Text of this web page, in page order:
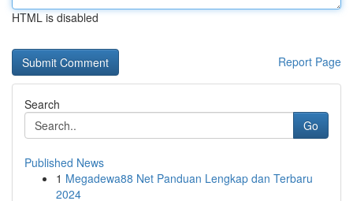
HTML is disabled
Report Page
Search
Go
Published News
1 Megadewa88 Net Panduan Lengkap dan Terbaru
2024